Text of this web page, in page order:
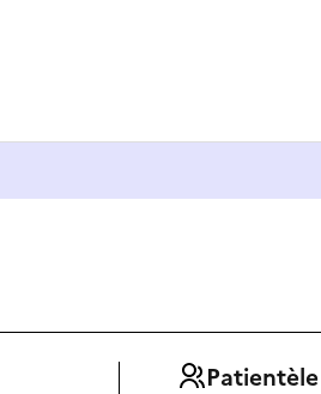
Patientèle